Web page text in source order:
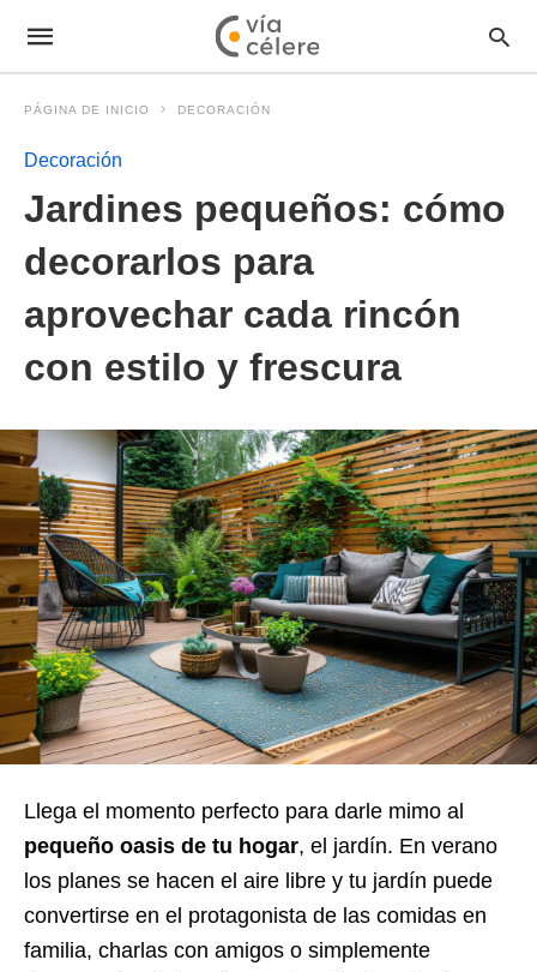
PÁGINA DE INICIO DECORACIÓN
Decoración
Jardines pequeños: cómo
decorarlos para
aprovechar cada rincón
con estilo y frescura
Llega el momento perfecto para darle mimo al
pequeño oasis de tu hogar, el jardín. En verano
los planes se hacen el aire libre y tu jardín puede
convertirse en el protagonista de las comidas en
familia, charlas con amigos o simplemente